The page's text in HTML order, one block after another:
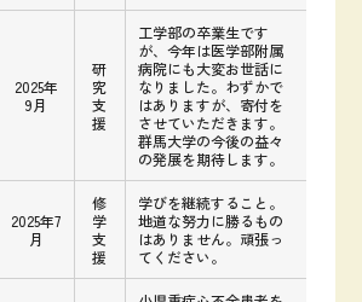
2025年
9月
研
究
支
援
工学部の卒業生です
が、今年は医学部附属
病院にも大変お世話に
なりました。わずかで
はありますが、寄付を
させていただきます。
群馬大学の今後の益々
の発展を期待します。
2025年7
月
修
学
支
援
学びを継続すること。
地道な努力に勝るもの
はありません。頑張っ
てください。